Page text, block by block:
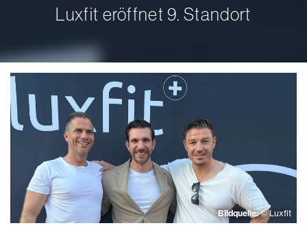
Luxfit eröffnet 9. Standort
Bildquelle:© Luxfit